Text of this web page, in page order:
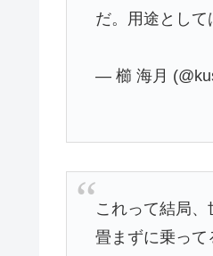
だ。用途として
— 櫛 海月
これって結局
畳まずに乗って